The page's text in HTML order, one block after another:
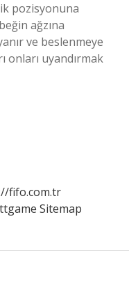
pozisyonuna
ağzına
ve beslenmeye
onları uyandırmak
fifo.com.tr
Sitemap